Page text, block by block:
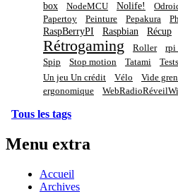
box
NodeMCU Nolife!
Papertoy
Peinture Pepakura
RaspBerryPI Raspbian Récup
Rétrogaming Roller
Spip
Stop motion Tatami
Un jeu Un crédit Vélo Vide
ergonomique
Tous les tags
Menu extra
Accueil
Archives